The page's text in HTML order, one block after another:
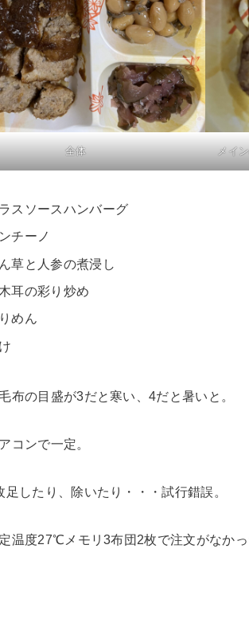
全体 メイ
スソースハンバーグ
チーノ
草と人参の煮浸し
耳の彩り炒め
めん
布の目盛が3だと寒い、4だと暑いと。
コンで一定。
足したり、除いたり・・・試行錯誤。
温度27℃メモリ3布団2枚で注文がなか